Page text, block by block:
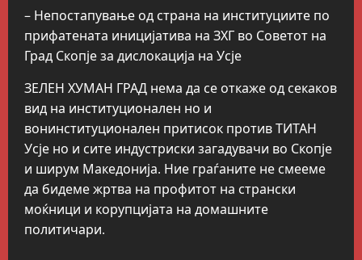
– Непостапување од страна на институциите по
прифатената иницијатива на ЗХГ во Советот на
Град Скопје за дислокација на Усје
ЗЕЛЕН ХУМАН ГРАД нема да се откаже од секаков
вид на институционален но и
вонинституционален притисок против ТИТАН
Усје но и сите индустриски загадувачи во Скопје
и ширум Македонија. Ние граѓаните не смееме
да бидеме жртва на профитот на странски
моќници и корупцијата на домашните
политичари.